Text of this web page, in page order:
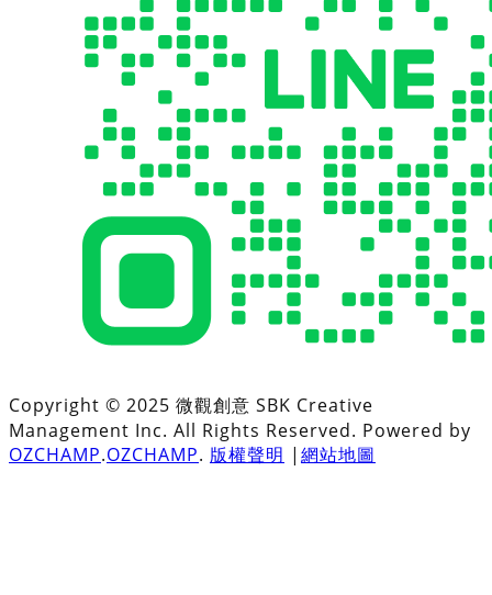
Copyright © 2025 微觀創意 SBK Creative
Management Inc. All Rights Reserved. Powered by
OZCHAMP.OZCHAMP. 版權聲明 | 網站地圖